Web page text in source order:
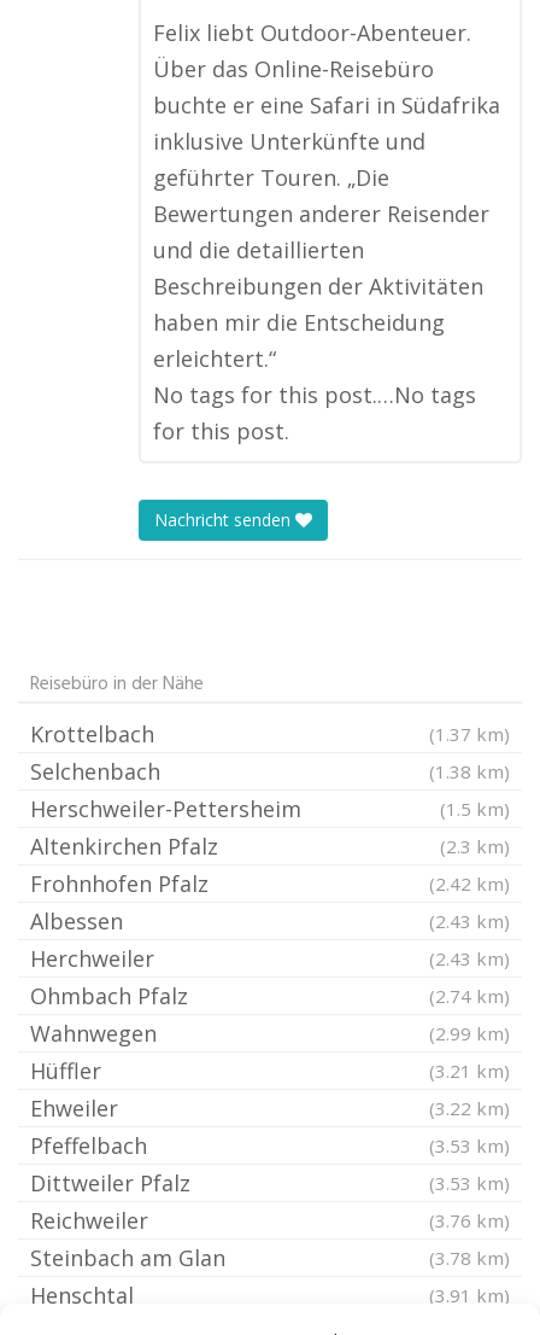
Felix liebt Outdoor-Abenteuer.
Über das Online-Reisebüro
buchte er eine Safari in Südafrika
inklusive Unterkünfte und
geführter Touren. „Die
Bewertungen anderer Reisender
und die detaillierten
Beschreibungen der Aktivitäten
haben mir die Entscheidung
erleichtert.“
No tags for this post.…No tags
for this post.
Nachricht senden
Reisebüro in der Nähe
Krottelbach (1.37 km)
Selchenbach (1.38 km)
Herschweiler-Pettersheim (1.5 km)
Altenkirchen Pfalz (2.3 km)
Frohnhofen Pfalz (2.42 km)
Albessen (2.43 km)
Herchweiler (2.43 km)
Ohmbach Pfalz (2.74 km)
Wahnwegen (2.99 km)
Hüffler (3.21 km)
Ehweiler (3.22 km)
Pfeffelbach (3.53 km)
Dittweiler Pfalz (3.53 km)
Reichweiler (3.76 km)
Steinbach am Glan (3.78 km)
Henschtal (3.91 km)